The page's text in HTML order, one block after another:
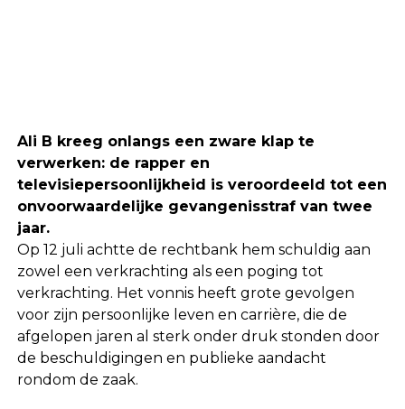
Ali B kreeg onlangs een zware klap te
verwerken: de rapper en
televisiepersoonlijkheid is veroordeeld tot een
onvoorwaardelijke gevangenisstraf van twee
jaar.
Op 12 juli achtte de rechtbank hem schuldig aan
zowel een verkrachting als een poging tot
verkrachting. Het vonnis heeft grote gevolgen
voor zijn persoonlijke leven en carrière, die de
afgelopen jaren al sterk onder druk stonden door
de beschuldigingen en publieke aandacht
rondom de zaak.